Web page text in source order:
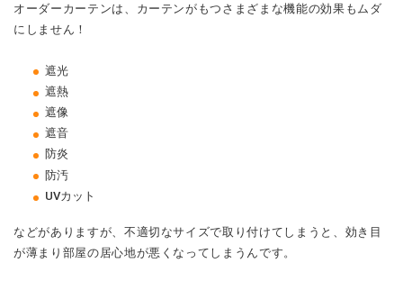
オーダーカーテンは、カーテンがもつさまざまな機能の効果もムダ
にしません！
遮光
遮熱
遮像
遮音
防炎
防汚
UVカット
などがありますが、不適切なサイズで取り付けてしまうと、効き目
が薄まり部屋の居心地が悪くなってしまうんです。